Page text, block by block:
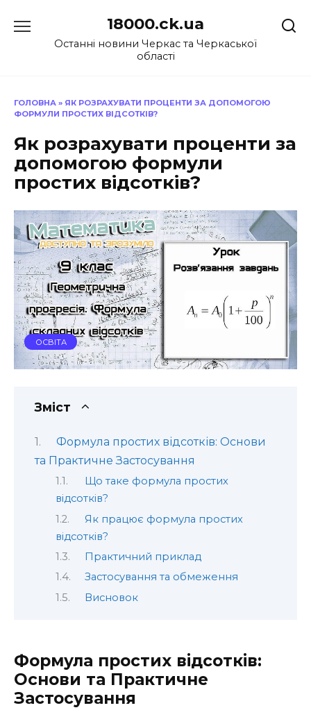
до
18000.ck.ua
Останні новини Черкас та Черкаської
області
ГОЛОВНА » ЯК РОЗРАХУВАТИ ПРОЦЕНТИ ЗА ДОПОМОГОЮ
ФОРМУЛИ ПРОСТИХ ВІДСОТКІВ?
Як розрахувати проценти за
допомогою формули
простих відсотків?
ОСВІТА
Зміст
Формула простих відсотків: Основи
та Практичне Застосування
Що таке формула простих
відсотків?
Як працює формула простих
відсотків?
Практичний приклад
Застосування та обмеження
Висновок
Формула простих відсотків:
Основи та Практичне
Застосування